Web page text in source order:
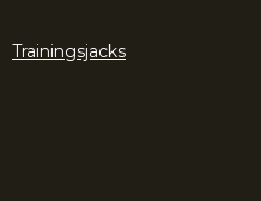
Trainingsjacks